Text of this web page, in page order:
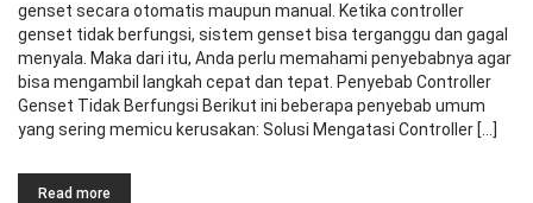
genset secara otomatis maupun manual. Ketika controller
genset tidak berfungsi, sistem genset bisa terganggu dan gagal
menyala. Maka dari itu, Anda perlu memahami penyebabnya agar
bisa mengambil langkah cepat dan tepat. Penyebab Controller
Genset Tidak Berfungsi Berikut ini beberapa penyebab umum
yang sering memicu kerusakan: Solusi Mengatasi Controller […]
Read more